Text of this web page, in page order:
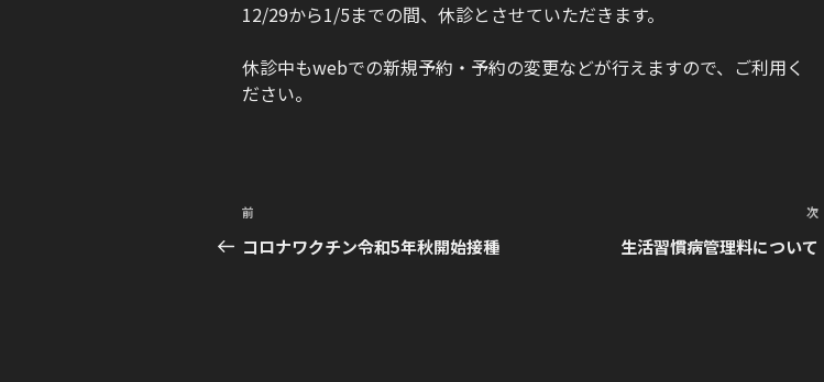
12/29から1/5までの間、休診とさせていただきます。
休診中もwebでの新規予約・予約の変更などが行えますので、ご利用く
ださい。
投
稿
前
の
前
コロナワクチン令和5年秋開始接種
次
次
生活習慣病管理料について